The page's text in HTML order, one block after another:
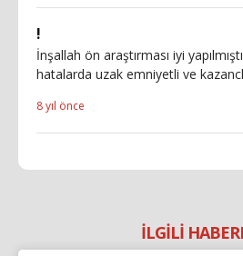
!
İnşallah ön araştırması iyi
hatalarda uzak emniyetli ve
8 yıl önce
İLGİLİ